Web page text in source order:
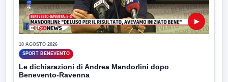
▶
10 AGOSTO 2026
SPORT BENEVENTO
Le dichiarazioni di Andrea Mandorlini dopo
Benevento-Ravenna